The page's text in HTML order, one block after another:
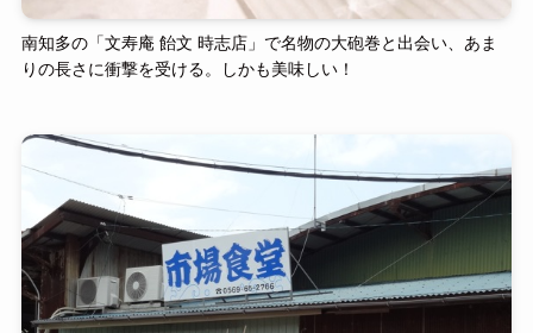
南知多の「文寿庵 飴文 時志店」で名物の大砲巻と出会い、あま
りの長さに衝撃を受ける。しかも美味しい！